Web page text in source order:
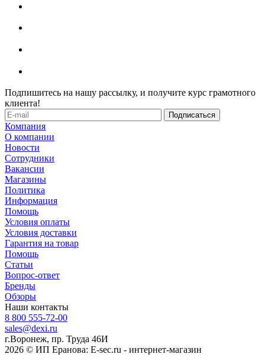
Подпишитесь на нашу рассылку, и получите курс грамотного
клиента!
Компания
О компании
Новости
Сотрудники
Вакансии
Магазины
Политика
Информация
Помощь
Условия оплаты
Условия доставки
Гарантия на товар
Помощь
Статьи
Вопрос-ответ
Бренды
Обзоры
Наши контакты
8 800 555-72-00
sales@dexi.ru
г.Воронеж, пр. Труда 46И
2026 © ИП Еранова: E-sec.ru - интернет-магазин